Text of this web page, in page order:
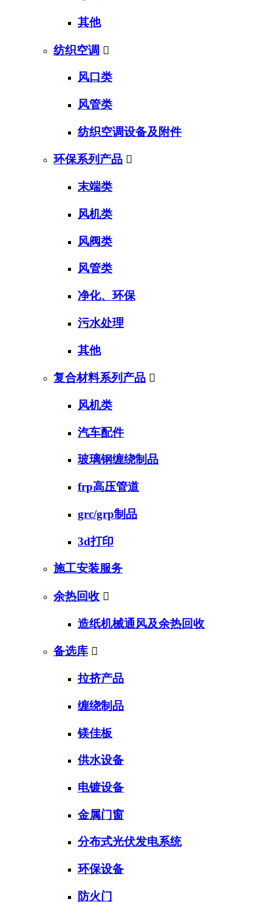
其他
纺织空调 
风口类
风管类
纺织空调设备及附件
环保系列产品 
末端类
风机类
风阀类
风管类
净化、环保
污水处理
其他
复合材料系列产品 
风机类
汽车配件
玻璃钢缠绕制品
frp高压管道
grc/grp制品
3d打印
施工安装服务
余热回收 
造纸机械通风及余热回收
备选库 
拉挤产品
缠绕制品
镁佳板
供水设备
电镀设备
金属门窗
分布式光伏发电系统
环保设备
防火门